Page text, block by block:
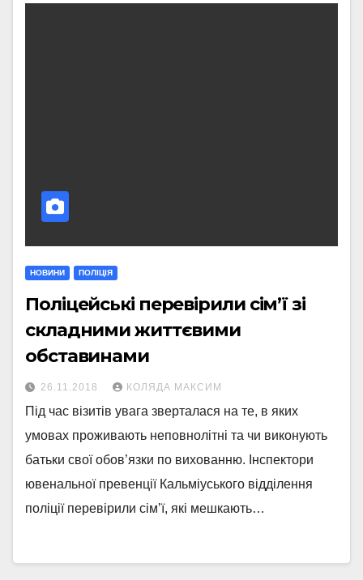
НОВИНИ ПОЛІЦІЯ
Поліцейські перевірили сім’ї зі
складними життєвими
обставинами
26.11.2018 КОЛЯДА МАКСИМ
Під час візитів увага зверталася на те, в яких
умовах проживають неповнолітні та чи виконують
батьки свої обов’язки по вихованню. Інспектори
ювенальної превенції Кальміуського відділення
поліції перевірили сім’ї, які мешкають…